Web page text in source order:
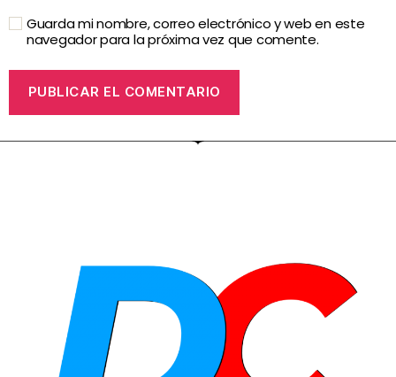
Guarda mi nombre, correo electrónico y web en este
navegador para la próxima vez que comente.